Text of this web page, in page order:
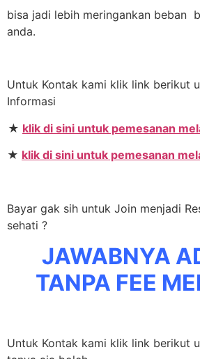
bisa jadi lebih meringankan beban
anda.
Untuk Kontak kami klik link berikut
Informasi
★ klik di sini untuk pemesanan
★ klik di sini untuk pemesanan
Bayar gak sih untuk Join menjadi
sehati ?
JAWABNYA
TANPA FEE
Untuk Kontak kami klik link berikut